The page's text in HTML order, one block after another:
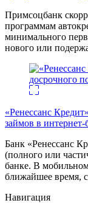
Примсоцбанк
программам
минимального
нового или
«Ренессанс
займов в интернет-
Банк «Ренессанс
(полного или
банке. В
ближайшее время,
Навигация